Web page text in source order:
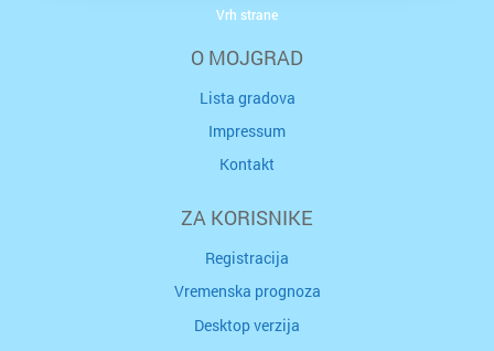
O MOJGRAD
Lista gradova
Impressum
Kontakt
ZA KORISNIKE
Registracija
Vremenska prognoza
Desktop verzija
Vrh strane